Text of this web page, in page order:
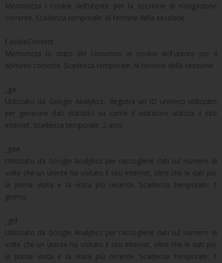
Memorizza i cookie dell'utente per la sessione di navigazione
corrente. Scadenza temporale: Al termine della sessione
CookieConsent
Memorizza lo stato del consenso ai cookie dell'utente per il
dominio corrente. Scadenza temporale: Al termine della sessione
_ga
Utilizzato da Google Analytics, Registra un ID univoco utilizzato
per generare dati statistici su come il visitatore utilizza il sito
internet. Scadenza temporale: 2 anni.
_ga#
Utilizzato da Google Analytics per raccogliere dati sul numero di
volte che un utente ha visitato il sito internet, oltre che le dati per
la prima visita e la visita più recente. Scadenza temporale: 1
giorno.
_gid
Utilizzato da Google Analytics per raccogliere dati sul numero di
volte che un utente ha visitato il sito internet, oltre che le dati per
la prima visita e la visita più recente. Scadenza temporale: 1